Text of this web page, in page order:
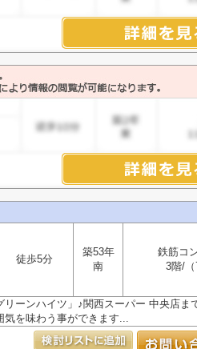
徒歩5分
築53年
南
鉄筋コ
3階/（
ーンハイツ」♪関西スーパー 中央店ま
気を味わう事ができます...